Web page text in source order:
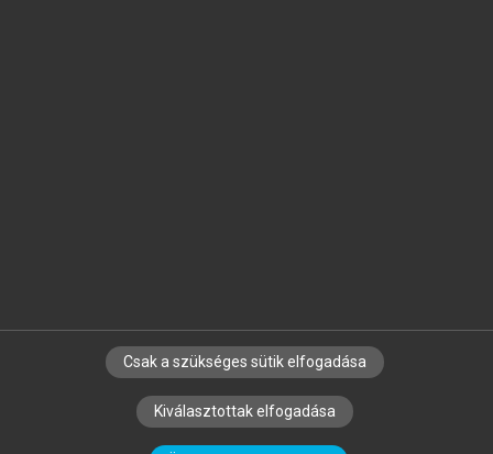
SZERZŐKNEK CÉGEKNEK KÖNYVTÁROSOKNAK
SZERKESZTÉSI ÉS LEKTORÁLÁSI ALAPELVEK
Csak a szükséges sütik elfogadása
Kiválasztottak elfogadása